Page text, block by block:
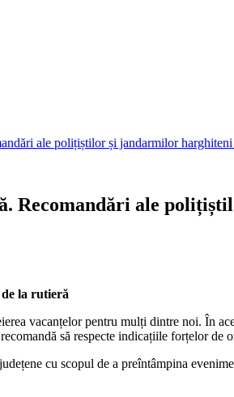
ale polițiștilor și jandarmilor
Recomandări ale
la rutieră
vacanțelor pentru mulți dintre noi. În
să respecte indicațiile forțelor de
cu scopul de a preîntâmpina